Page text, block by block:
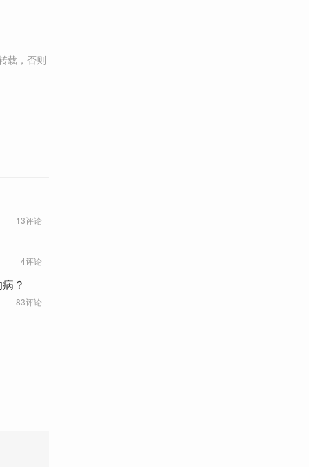
载，否则
13评论
4评论
？
83评论